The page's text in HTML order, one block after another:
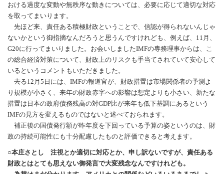
おける過度な変動や無秩序な動きについては、必要に応じて適切な対応
を取ってまいります。
先ほど来、責任ある積極財政ということで、信認が得られないんじゃ
ないかという御指摘なんだろうと思うんですけれども、例えば、11月、
G20に行ってまいりました。お会いしましたIMFの専務理事からは、こ
の総合経済対策について、財政上のリスクも手当てされていて安心して
いるというコメントもいただきました。
去る12月5日には、IMFの報道官が、財政措置は市場関係者の予測よ
り規模が小さく、来年の財政赤字への影響は想定よりも小さい、新たな
措置は日本の政府債務残高の対GDP比が来年も低下基調にあるという
IMFの見方を変えるものではないと述べておられます。
補正後の国債発行額が昨年度を下回っている予算の姿というのは、財
政の持続可能性にも十分配慮したものと評価できると考えます。
○本庄さとし 注視とか適切に対応とか、申し訳ないですが、責任ある
財政とはとても思えない御発言で大変残念なんですけれども。